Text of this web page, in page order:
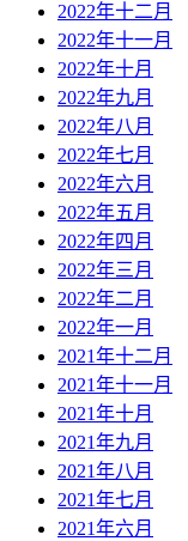
2022年十二月
2022年十一月
2022年十月
2022年九月
2022年八月
2022年七月
2022年六月
2022年五月
2022年四月
2022年三月
2022年二月
2022年一月
2021年十二月
2021年十一月
2021年十月
2021年九月
2021年八月
2021年七月
2021年六月